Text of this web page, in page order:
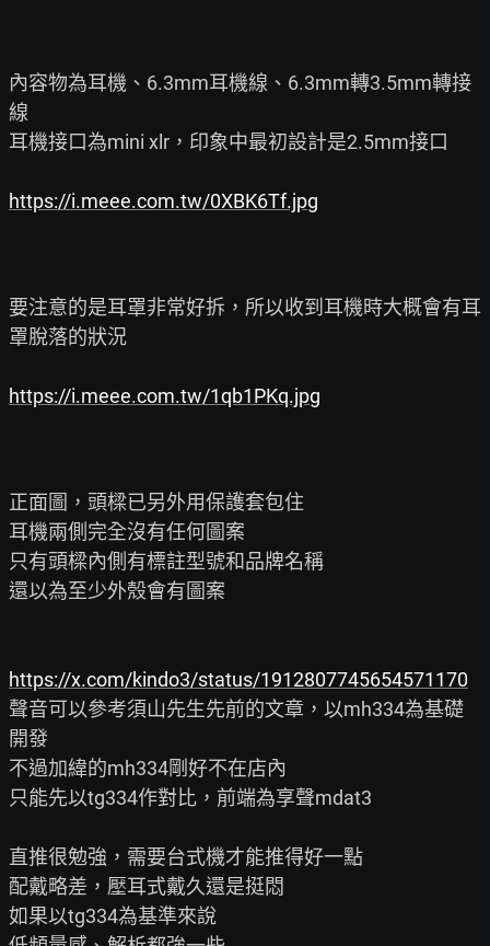
內容物為耳機、6.3mm耳機線、6.3mm轉3.5mm轉接
線
耳機接口為mini xlr，印象中最初設計是2.5mm接口
https://i.meee.com.tw/0XBK6Tf.jpg
要注意的是耳罩非常好拆，所以收到耳機時大概會有耳
罩脫落的狀況
https://i.meee.com.tw/1qb1PKq.jpg
正面圖，頭樑已另外用保護套包住
耳機兩側完全沒有任何圖案
只有頭樑內側有標註型號和品牌名稱
還以為至少外殼會有圖案
https://x.com/kindo3/status/1912807745654571170
聲音可以參考須山先生先前的文章，以mh334為基礎
開發
不過加緯的mh334剛好不在店內
只能先以tg334作對比，前端為享聲mdat3
直推很勉強，需要台式機才能推得好一點
配戴略差，壓耳式戴久還是挺悶
如果以tg334為基準來說